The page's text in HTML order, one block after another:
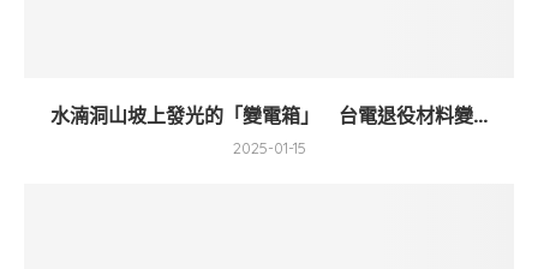
水湳洞山坡上發光的「變電箱」 台電退役材料變...
2025-01-15